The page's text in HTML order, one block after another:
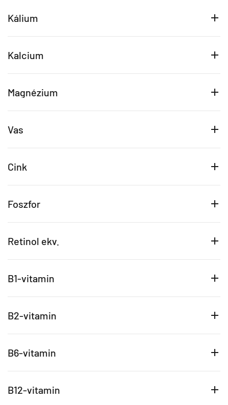
Kálium
Kalcium
Magnézium
Vas
Cink
Foszfor
Retinol ekv.
B1-vitamin
B2-vitamin
B6-vitamin
B12-vitamin